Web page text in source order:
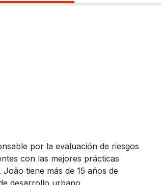
por la evaluación de riesgos
con las mejores prácticas
tiene más de 15 años de
desarrollo urbano,